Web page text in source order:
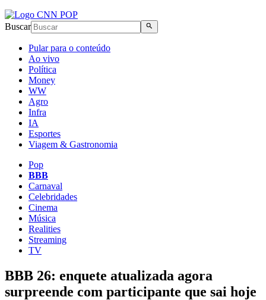
Buscar
Pular para o conteúdo
Ao vivo
Política
Money
WW
Agro
Infra
IA
Esportes
Viagem & Gastronomia
Pop
BBB
Carnaval
Celebridades
Cinema
Música
Realities
Streaming
TV
BBB 26: enquete atualizada agora
surpreende com participante que sai hoje